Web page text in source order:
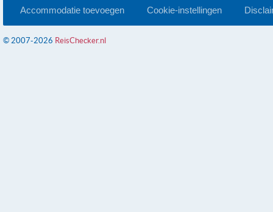
Accommodatie toevoegen Cookie-instellingen
© 2007-2026 ReisChecker.nl